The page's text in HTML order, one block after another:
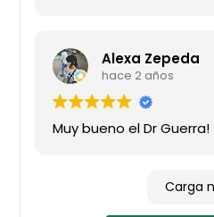
Alexa Zepeda
hace 2 años
Muy bueno el Dr Guerra!
Carga